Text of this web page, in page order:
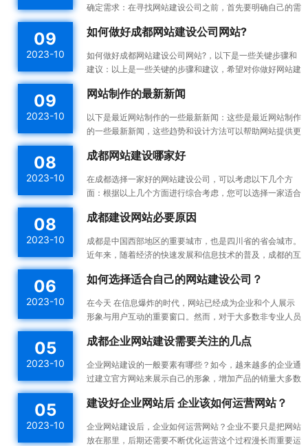
确定需求：在寻找网站建设公司之前，首先要明确自己的需
09
2023-10
如何做好成都网站建设公司网站?
如何做好成都网站建设公司网站?，以下是一些关键步骤和
建议：以上是一些关键的步骤和建议，希望对你做好网站建
你的...
09
2023-10
网站制作的最新新闻
以下是最近网站制作的一些最新新闻：这些是最近网站制作
的一些最新新闻，这些趋势和设计方法可以帮助网站提供更
计：...
08
2023-10
成都网站建设哪家好
在成都选择一家好的网站建设公司，可以考虑以下几个方
面：根据以上几个方面进行综合考虑，您可以选择一家适合
公司进...
08
2023-10
成都建设网站必要原因
成都是中国西部地区的重要城市，也是四川省的省会城市。
近年来，随着经济的快速发展和信息技术的普及，成都的互
引更...
06
2023-10
如何选择适合自己的网站建设公司？
在今天 在信息爆炸的时代，网站已经成为企业和个人展示
形象与用户互动的重要窗口。然而，对于大多数非专业人员
所以...
05
2023-10
成都企业网站建设需要关注的几点
企业网站建设的一般要素有哪些？如今，越来越多的企业通
过建立官方网站来展示自己的形象，增加产品的销量大多数
一件...
05
2023-10
建设好企业网站后 企业该如何运营网站？
企业网站建设后，企业如何运营网站？企业不要只是把网站
放在那里，后期还需要不断优化运营这个过程漫长而重要运